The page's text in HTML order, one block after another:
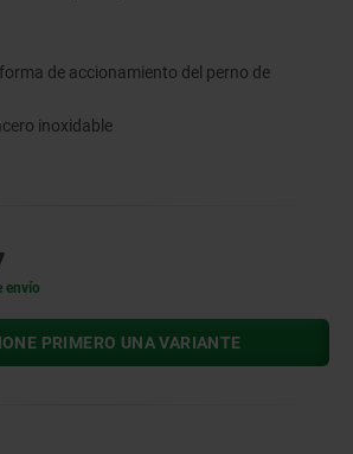
de accionamiento del perno de
inoxidable
envío
PRIMERO UNA VARIANTE